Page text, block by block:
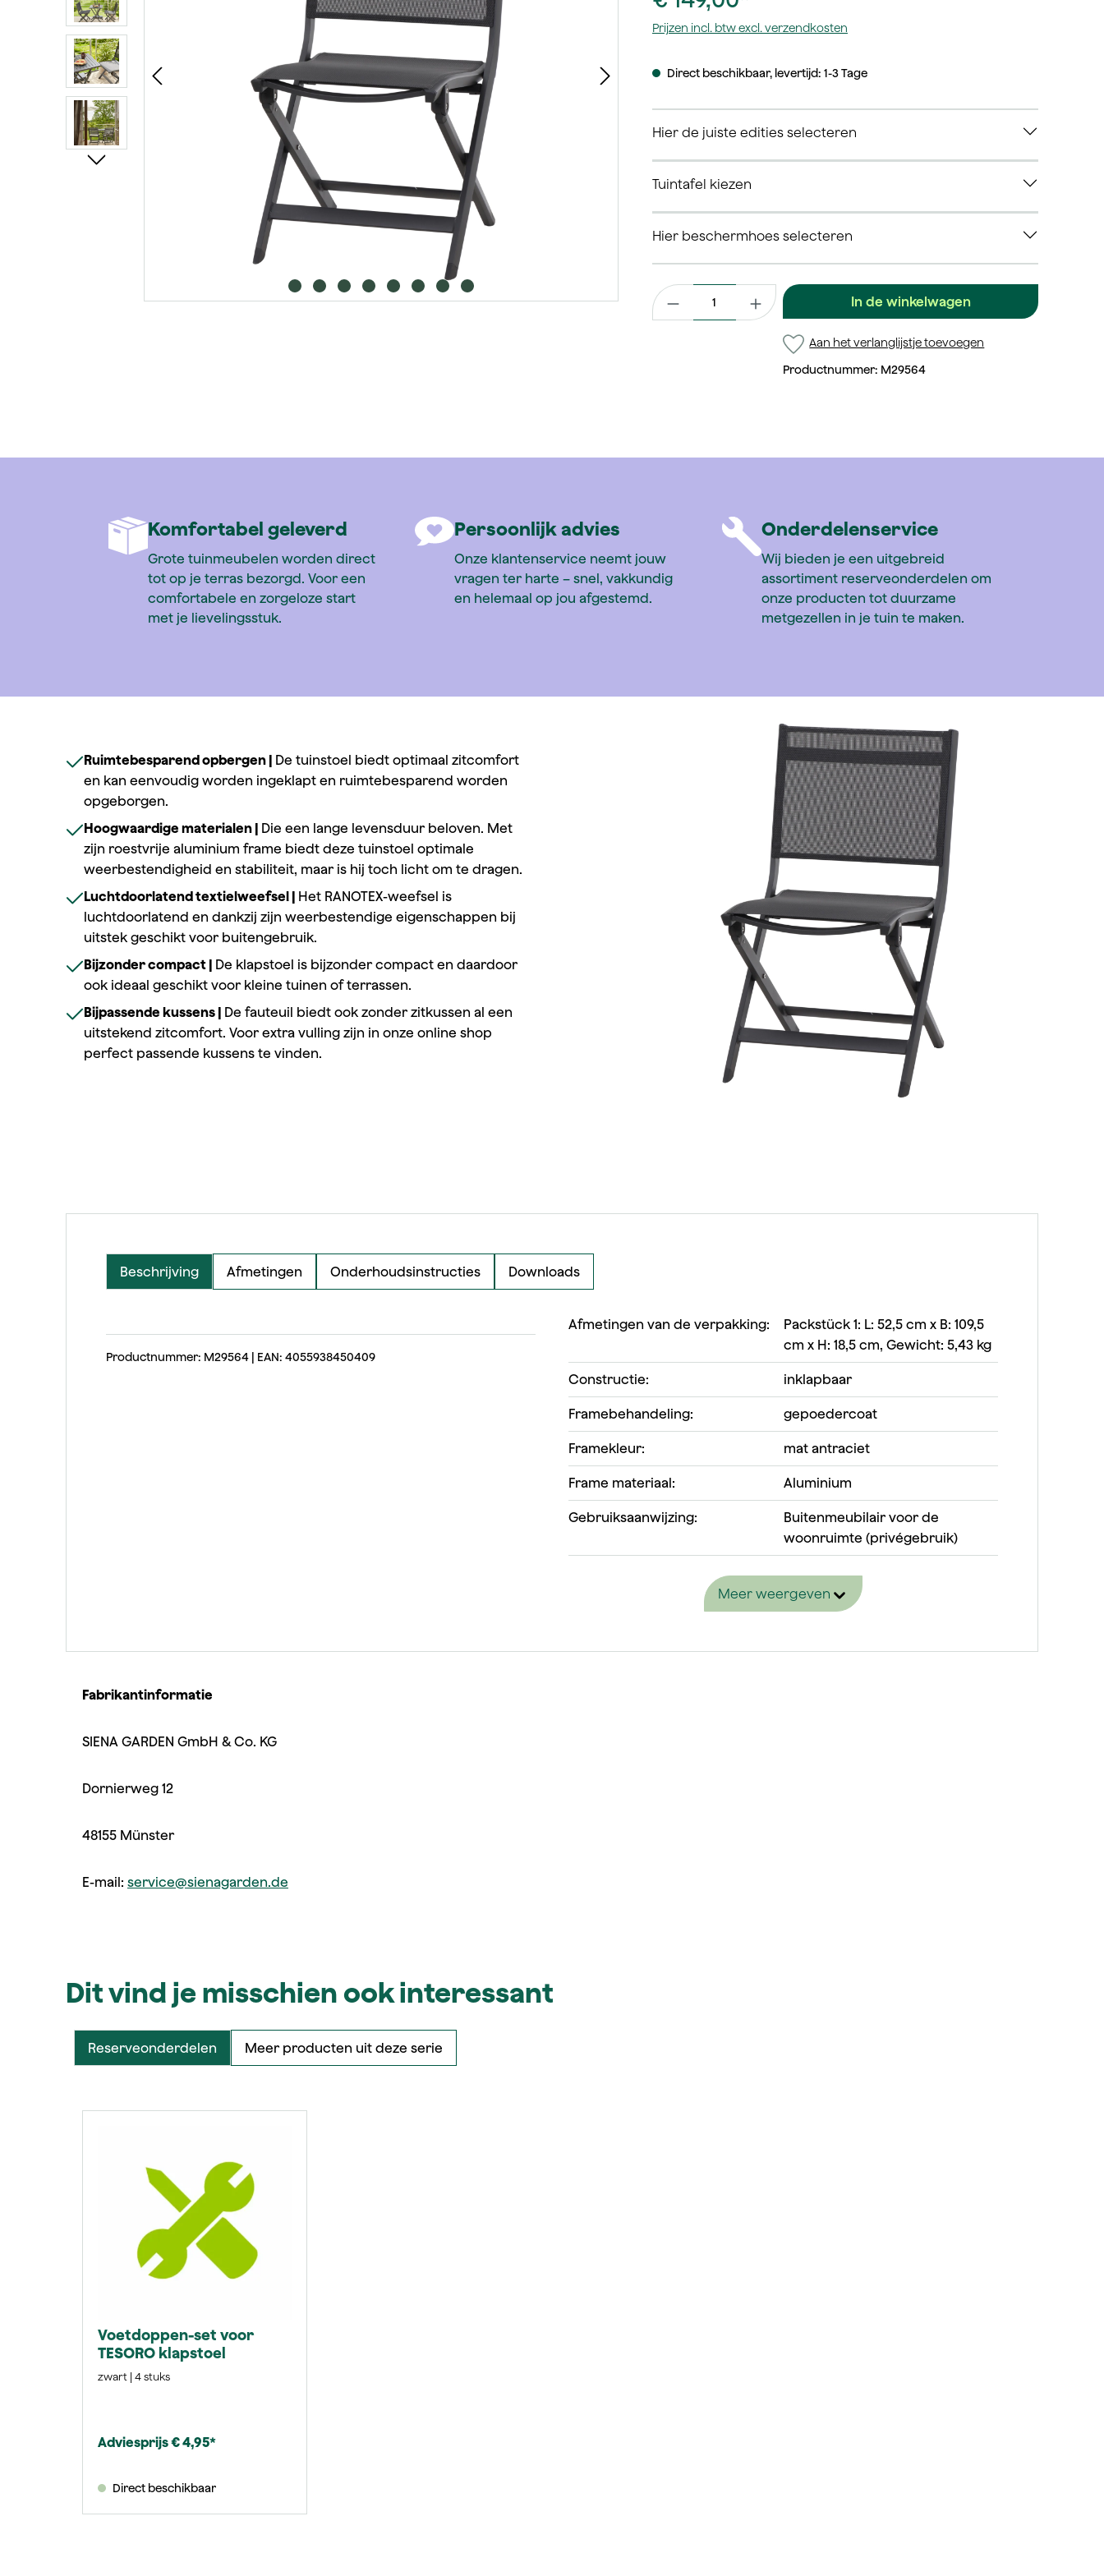
Prijzen incl. btw excl. verzendkosten
Direct beschikbaar, levertijd: 1-3 Tage
Hier de juiste edities selecteren
Tuintafel kiezen
Hier beschermhoes selecteren
Productaantal: Voer de gewenste waarde in of gebruik de knoppen om het
In de winkelwagen
Aan het verlanglijstje toevoegen
Productnummer: M29564
Siena Garden Vorteile
Komfortabel geleverd
Grote tuinmeubelen worden direct
tot op je terras bezorgd. Voor een
comfortabele en zorgeloze start
met je lievelingsstuk.
Persoonlijk advies
Onze klantenservice neemt jouw
vragen ter harte – snel, vakkundig
en helemaal op jou afgestemd.
Onderdelenservice
Wij bieden je een uitgebreid
assortiment reserveonderdelen om
onze producten tot duurzame
metgezellen in je tuin te maken.
Ruimtebesparend opbergen |
De tuinstoel biedt optimaal zitcomfort
en kan eenvoudig worden ingeklapt en ruimtebesparend worden
opgeborgen.
Hoogwaardige materialen |
Die een lange levensduur beloven. Met
zijn roestvrije aluminium frame biedt deze tuinstoel optimale
weerbestendigheid en stabiliteit, maar is hij toch licht om te dragen.
Luchtdoorlatend textielweefsel |
Het RANOTEX-weefsel is
luchtdoorlatend en dankzij zijn weerbestendige eigenschappen bij
uitstek geschikt voor buitengebruik.
Bijzonder compact |
De klapstoel is bijzonder compact en daardoor
ook ideaal geschikt voor kleine tuinen of terrassen.
Bijpassende kussens |
De fauteuil biedt ook zonder zitkussen al een
uitstekend zitcomfort. Voor extra vulling zijn in onze online shop
perfect passende kussens te vinden.
Beschrijving Afmetingen Onderhoudsinstructies Downloads
Productnummer: M29564 | EAN: 4055938450409
Afmetingen van de verpakking:
Packstück 1: L: 52,5 cm x B: 109,5
cm x H: 18,5 cm, Gewicht: 5,43 kg
Constructie: inklapbaar
Framebehandeling: gepoedercoat
Framekleur: mat antraciet
Frame materiaal: Aluminium
Gebruiksaanwijzing:
Buitenmeubilair voor de
woonruimte (privégebruik)
Meer weergeven
Fabrikantinformatie
SIENA GARDEN GmbH & Co. KG
Dornierweg 12
48155 Münster
E-mail: service@sienagarden.de
Dit vind je misschien ook interessant
Reserveonderdelen Meer producten uit deze serie
Voetdoppen-set voor
TESORO klapstoel
zwart | 4 stuks
Adviesprijs € 4,95*
Direct beschikbaar